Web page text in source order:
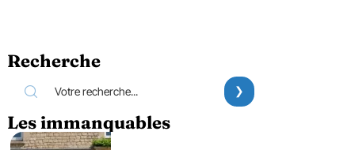
Recherche
Les immanquables